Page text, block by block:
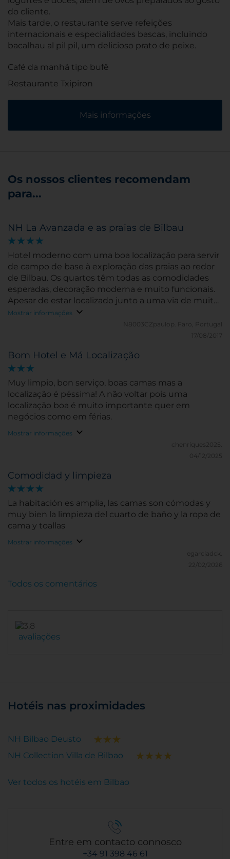
do cliente.
Mais tarde, o restaurante serve refeições
internacionais e especialidades bascas, incluindo
bacalhau al pil pil, um delicioso prato de peixe.
Café da manhã tipo bufê
Restaurante Txipiron
Mais informações
Os nossos clientes recomendam
para...
NH La Avanzada e as praias de Bilbau
Hotel moderno com uma boa localização para servir
de campo de base à exploração das praias ao redor
de Bilbau. Os quartos têm todas as comodidades
esperadas, decoração moderna e muito funcionais.
Apesar de estar localizado junto a uma via de muito
trafego a insonorização é bastante boa.
Mostrar informações
N8003CZpaulop.
Faro, Portugal
17/08/2017
Bom Hotel e Má Localização
Muy limpio, bon serviço, boas camas mas a
localização é péssima! A não voltar pois uma
localização boa é muito importante quer em
negócios como em férias.
Mostrar informações
chenriques2025.
04/12/2025
Comodidad y limpieza
La habitación es amplia, las camas son cómodas y
muy bien la limpieza del cuarto de baño y la ropa de
cama y toallas
Mostrar informações
egarciadck.
22/02/2026
avaliações
Todos os comentários
Hotéis nas proximidades
NH Bilbao Deusto
NH Collection Villa de Bilbao
Ver todos os hotéis em Bilbao
Entre em contacto connosco
+34 91 398 46 61